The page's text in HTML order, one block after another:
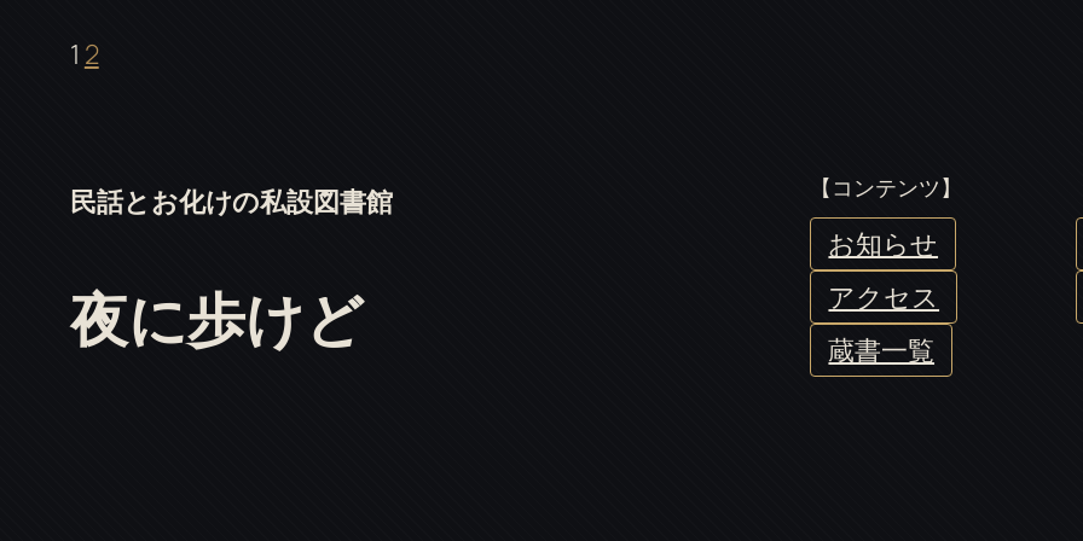
1 2
民話とお化けの私設図書館
夜に歩けど
【コンテンツ】
お知らせ
アクセス
蔵書一覧